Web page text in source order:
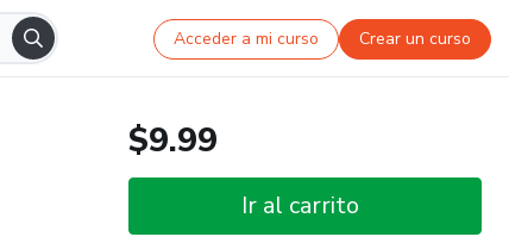
Acceder a mi curso Crear un curso
$9.99
Ir al carrito